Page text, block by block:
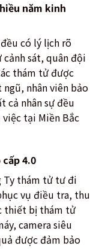
năm kinh
có lý lịch rõ
sát, quân đội
thám tử được
nhân viên bảo
cả nhân sự đều
tại Miền Bắc
4.0
Ty thám tử tư đi
vụ điều tra, thu
thiết bị thám tử
camera siêu
được đảm bảo